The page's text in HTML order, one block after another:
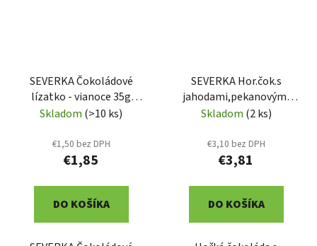
SEVERKA Čokoládové
lízatko - vianoce 35g
(9073)
Skladom (>10 ks)
€1,50 bez DPH
€1,85
DO KOŠÍKA
SEVERKA Hor.čok.s
jahodami,pekanovými
ořechy 50g (9054)
Skladom (2 ks)
€3,10 bez DPH
€3,81
DO KOŠÍKA